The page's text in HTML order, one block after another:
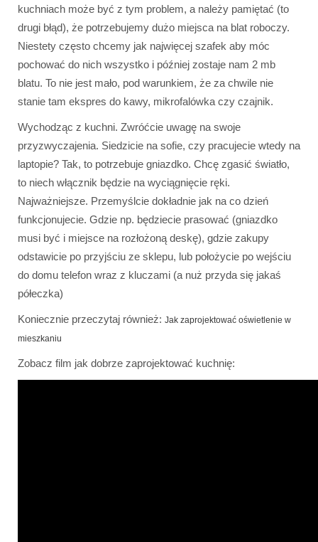
kuchniach może być z tym problem, a należy pamiętać (to
drugi błąd), że potrzebujemy dużo miejsca na blat roboczy.
Niestety często chcemy jak najwięcej szafek aby móc
pochować do nich wszystko i później zostaje nam 2 mb
blatu. To nie jest mało, pod warunkiem, że za chwile nie
stanie tam ekspres do kawy, mikrofalówka czy czajnik.
Wychodząc z kuchni. Zwróćcie uwagę na swoje
przyzwyczajenia. Siedzicie na sofie, czy pracujecie wtedy na
laptopie? Tak, to potrzebuje gniazdko. Chcę zgasić światło,
to niech włącznik będzie na wyciągnięcie ręki.
Najważniejsze. Przemyślcie dokładnie jak na co dzień
funkcjonujecie. Gdzie np. będziecie prasować (gniazdko
musi być i miejsce na rozłożoną deskę), gdzie zakupy
odstawicie po przyjściu ze sklepu, lub położycie po wejściu
do domu telefon wraz z kluczami (a nuż przyda się jakaś
półeczka)
Koniecznie przeczytaj również: Jak zaprojektować oświetlenie w
mieszkaniu
Zobacz film jak dobrze zaprojektować kuchnię: